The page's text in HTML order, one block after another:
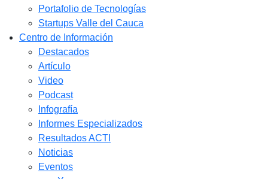
Portafolio de Tecnologías
Startups Valle del Cauca
Centro de Información
Destacados
Artículo
Video
Podcast
Infografía
Informes Especializados
Resultados ACTI
Noticias
Eventos